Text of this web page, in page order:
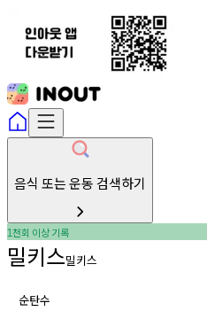
음식 또는 운동 검색하기
1천회 이상기록
밀키스밀키스
순탄수